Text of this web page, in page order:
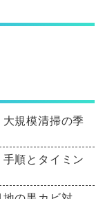
規模清掃の季
順とタイミン